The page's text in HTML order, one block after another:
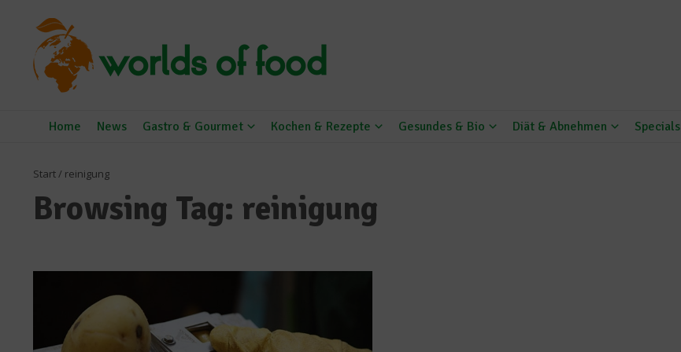
Home News Gastro & Gourmet Kochen & Rezepte Gesundes & Bio Diät & Abnehmen Specials
Start/ reinigung
Browsing Tag: reinigung